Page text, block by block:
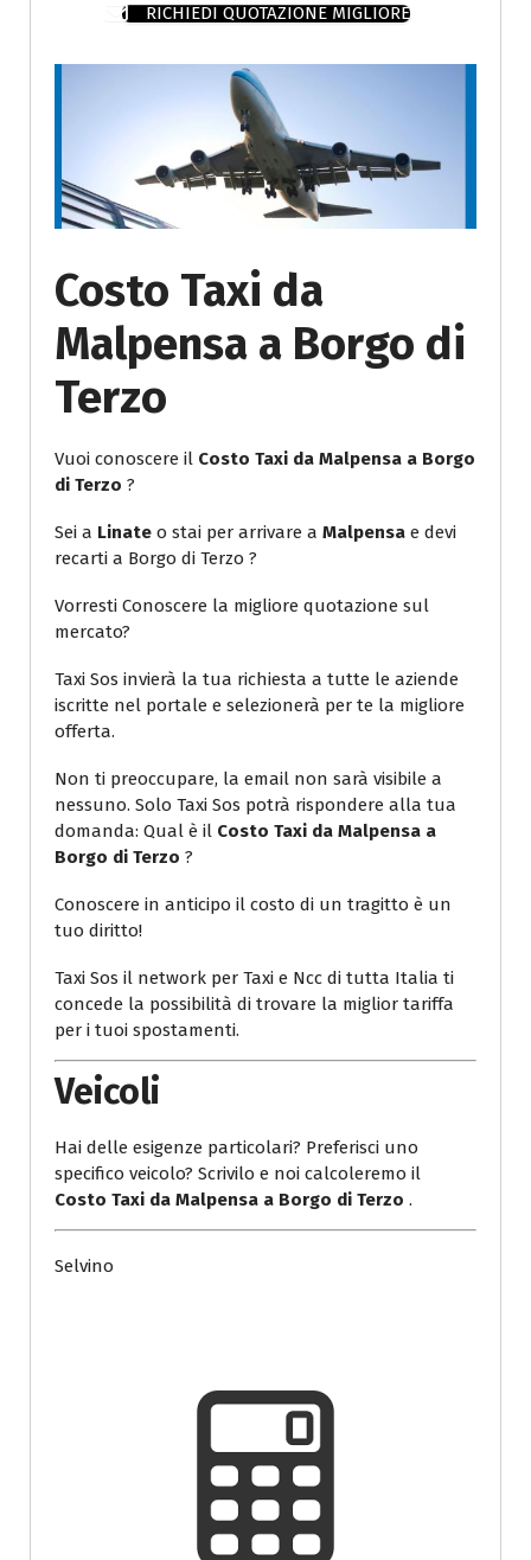
RICHIEDI QUOTAZIONE MIGLIORE
Costo Taxi da
Malpensa a Borgo di
Terzo
Vuoi conoscere il Costo Taxi da Malpensa a Borgo
di Terzo ?
Sei a Linate o stai per arrivare a Malpensa e devi
recarti a Borgo di Terzo ?
Vorresti Conoscere la migliore quotazione sul
mercato?
Taxi Sos invierà la tua richiesta a tutte le aziende
iscritte nel portale e selezionerà per te la migliore
offerta.
Non ti preoccupare, la email non sarà visibile a
nessuno. Solo Taxi Sos potrà rispondere alla tua
domanda: Qual è il Costo Taxi da Malpensa a
Borgo di Terzo ?
Conoscere in anticipo il costo di un tragitto è un
tuo diritto!
Taxi Sos il network per Taxi e Ncc di tutta Italia ti
concede la possibilità di trovare la miglior tariffa
per i tuoi spostamenti.
Veicoli
Hai delle esigenze particolari? Preferisci uno
specifico veicolo? Scrivilo e noi calcoleremo il
Costo Taxi da Malpensa a Borgo di Terzo .
Selvino